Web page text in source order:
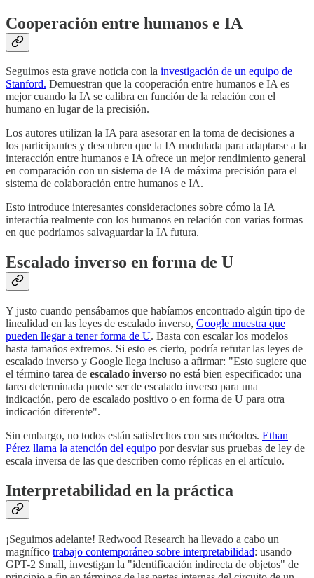
Cooperación entre humanos e IA
Seguimos esta grave noticia con la investigación de un equipo de
Stanford. Demuestran que la cooperación entre humanos e IA es
mejor cuando la IA se calibra en función de la relación con el
humano en lugar de la precisión.
Los autores utilizan la IA para asesorar en la toma de decisiones a
los participantes y descubren que la IA modulada para adaptarse a la
interacción entre humanos e IA ofrece un mejor rendimiento general
en comparación con un sistema de IA de máxima precisión para el
sistema de colaboración entre humanos e IA.
Esto introduce interesantes consideraciones sobre cómo la IA
interactúa realmente con los humanos en relación con varias formas
en que podríamos salvaguardar la IA futura.
Escalado inverso en forma de U
Y justo cuando pensábamos que habíamos encontrado algún tipo de
linealidad en las leyes de escalado inverso, Google muestra que
pueden llegar a tener forma de U. Basta con escalar los modelos
hasta tamaños extremos. Si esto es cierto, podría refutar las leyes de
escalado inverso y Google llega incluso a afirmar: "Esto sugiere que
el término tarea de escalado inverso no está bien especificado: una
tarea determinada puede ser de escalado inverso para una
indicación, pero de escalado positivo o en forma de U para otra
indicación diferente".
Sin embargo, no todos están satisfechos con sus métodos. Ethan
Pérez llama la atención del equipo por desviar sus pruebas de ley de
escala inversa de las que describen como réplicas en el artículo.
Interpretabilidad en la práctica
¡Seguimos adelante! Redwood Research ha llevado a cabo un
magnífico trabajo contemporáneo sobre interpretabilidad: usando
GPT-2 Small, investigan la "identificación indirecta de objetos" de